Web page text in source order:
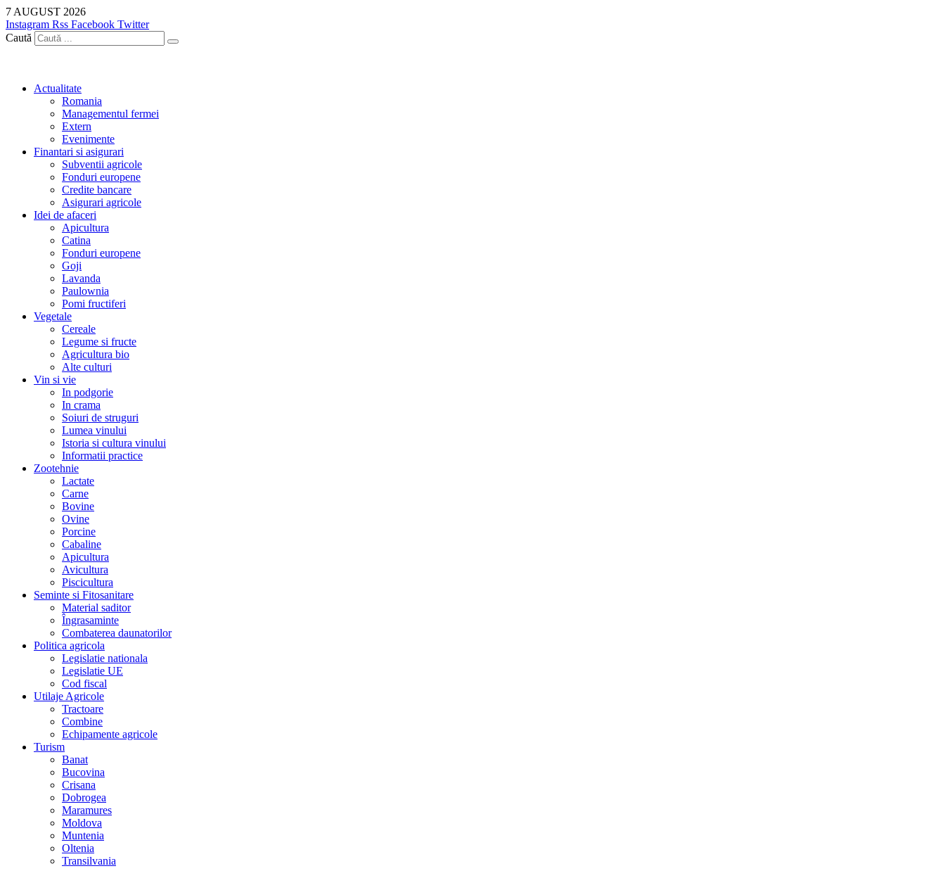
Sari
la
conținut
7 AUGUST 2026
Instagram Rss Facebook Twitter
Caută
Actualitate
Romania
Managementul fermei
Extern
Evenimente
Finantari si asigurari
Subventii agricole
Fonduri europene
Credite bancare
Asigurari agricole
Idei de afaceri
Apicultura
Catina
Fonduri europene
Goji
Lavanda
Paulownia
Pomi fructiferi
Vegetale
Cereale
Legume si fructe
Agricultura bio
Alte culturi
Vin si vie
In podgorie
In crama
Soiuri de struguri
Lumea vinului
Istoria si cultura vinului
Informatii practice
Zootehnie
Lactate
Carne
Bovine
Ovine
Porcine
Cabaline
Apicultura
Avicultura
Piscicultura
Seminte si Fitosanitare
Material saditor
Îngrasaminte
Combaterea daunatorilor
Politica agricola
Legislatie nationala
Legislatie UE
Cod fiscal
Utilaje Agricole
Tractoare
Combine
Echipamente agricole
Turism
Banat
Bucovina
Crisana
Dobrogea
Maramures
Moldova
Muntenia
Oltenia
Transilvania